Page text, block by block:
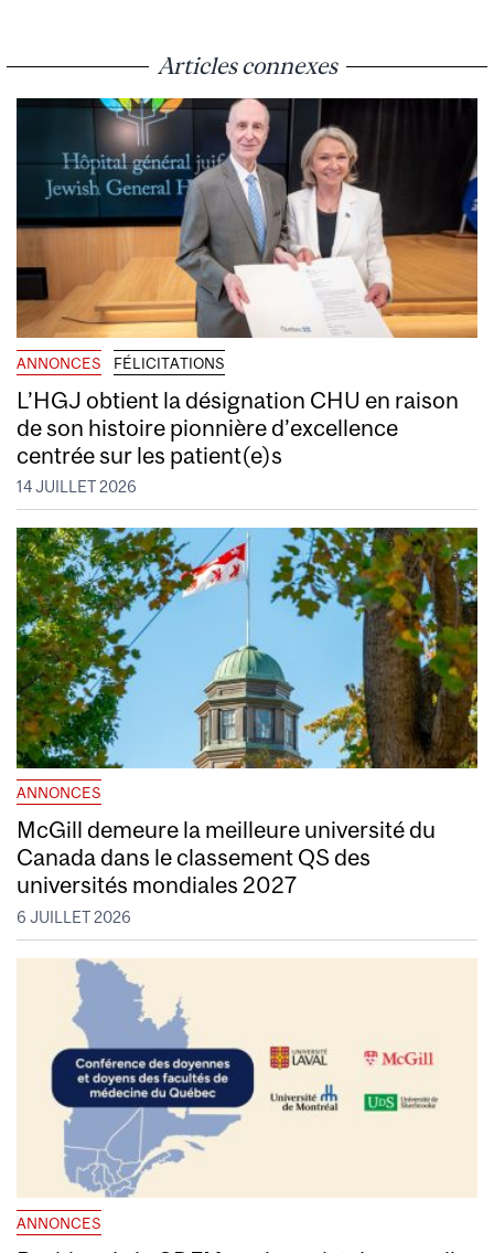
Articles connexes
ANNONCES FÉLICITATIONS
L’HGJ obtient la désignation CHU en raison
de son histoire pionnière d’excellence
centrée sur les patient(e)s
14 JUILLET 2026
ANNONCES
McGill demeure la meilleure université du
Canada dans le classement QS des
universités mondiales 2027
6 JUILLET 2026
ANNONCES